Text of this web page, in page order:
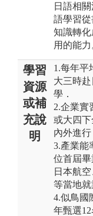
日語相
語學習
知識轉
用的能力
學習
資源
或補
充說
明
1.每年平
大三時
學．
2.企業實
或大四下
內外進行
3.產業能
位首屆畢
日本航
等當地就
4.似鳥國
年甄選